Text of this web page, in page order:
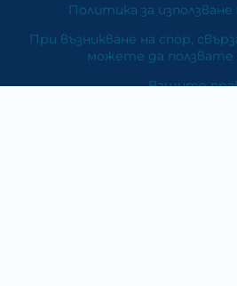
Политика за
При възникване на спор,
можете да
Вашите